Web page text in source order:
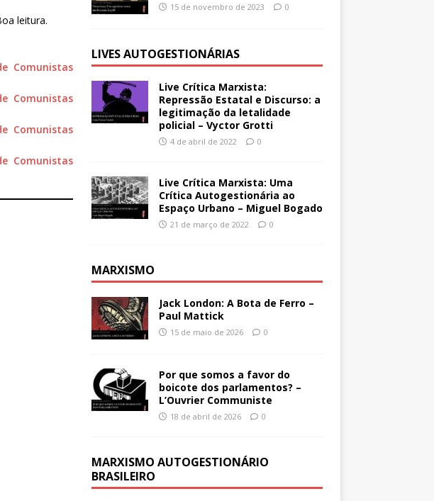
leitura.
Comunistas
Comunistas
Comunistas
Comunistas
15 de novembro de 2023 0
LIVES AUTOGESTIONÁRIAS
Live Crítica Marxista:
Repressão Estatal e Discurso: a
legitimação da letalidade
policial – Vyctor Grotti
4 de abril de 2022 0
Live Crítica Marxista: Uma
Crítica Autogestionária ao
Espaço Urbano – Miguel Bogado
21 de março de 2022 0
MARXISMO
Jack London: A Bota de Ferro –
Paul Mattick
15 de maio de 2026 0
Por que somos a favor do
boicote dos parlamentos? –
L’Ouvrier Communiste
18 de abril de 2026 0
MARXISMO AUTOGESTIONÁRIO
BRASILEIRO